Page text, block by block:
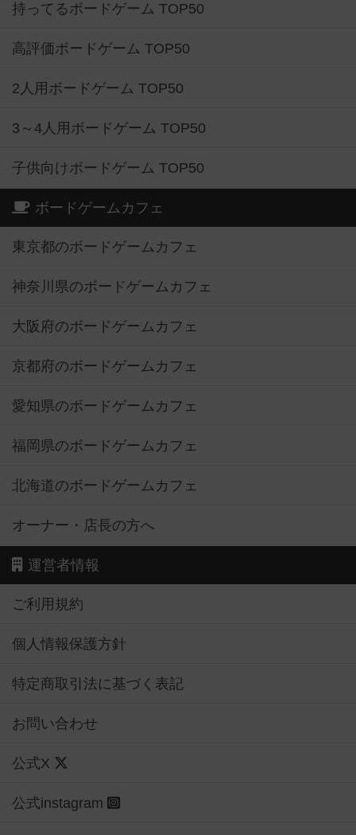
持ってるボードゲーム TOP50
高評価ボードゲーム TOP50
2人用ボードゲーム TOP50
3～4人用ボードゲーム TOP50
子供向けボードゲーム TOP50
ボードゲームカフェ
東京都のボードゲームカフェ
神奈川県のボードゲームカフェ
大阪府のボードゲームカフェ
京都府のボードゲームカフェ
愛知県のボードゲームカフェ
福岡県のボードゲームカフェ
北海道のボードゲームカフェ
オーナー・店長の方へ
運営者情報
ご利用規約
個人情報保護方針
特定商取引法に基づく表記
お問い合わせ
公式X
公式instagram